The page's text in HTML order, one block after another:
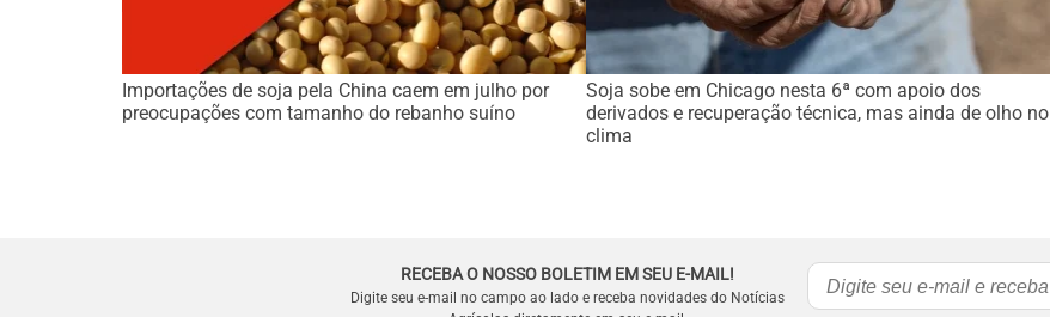
Importações de soja pela China caem em julho por
preocupações com tamanho do rebanho suíno
Soja sobe em Chicago nesta 6ª com apoio dos
derivados e recuperação técnica, mas ainda de olho no
clima
RECEBA O NOSSO BOLETIM EM SEU E-MAIL!
Digite seu e-mail no campo ao lado e receba novidades do Notícias